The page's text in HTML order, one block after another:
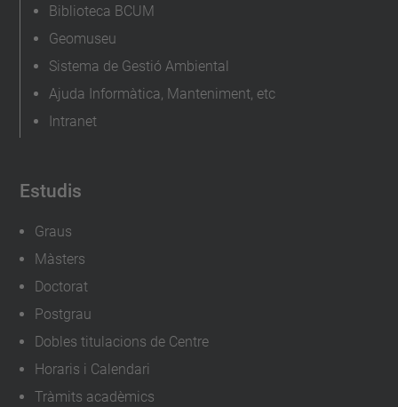
Estudis
Graus
Màsters
Doctorat
Postgrau
Dobles titulacions de Centre
Horaris i Calendari
Tràmits acadèmics
Biblioteca BCUM
Geomuseu
Sistema de Gestió Ambiental
Ajuda Informàtica, Manteniment, etc
Intranet